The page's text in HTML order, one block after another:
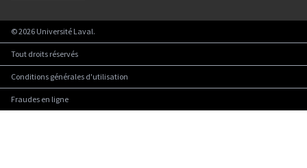
©2026 Université Laval.
Tout droits réservés
Conditions générales d'utilisation
Fraudes en ligne